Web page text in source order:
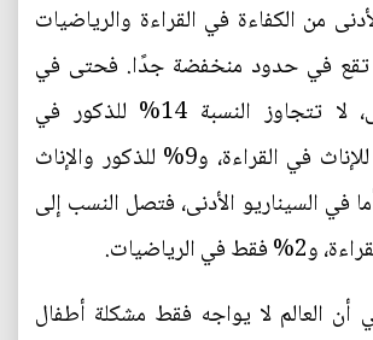
من الكفاءة في القراءة والرياضيات
تقع في حدود منخفضة جدًا. فحتى في
السيناريو الأعلى، لا تتجاوز النسبة 14% للذكور في
القراءة، و15% للإناث في القراءة، و9% للذكور والإناث
في السيناريو الأدنى، فتصل النسب إلى
أن العالم لا يواجه فقط مشكلة أطفال